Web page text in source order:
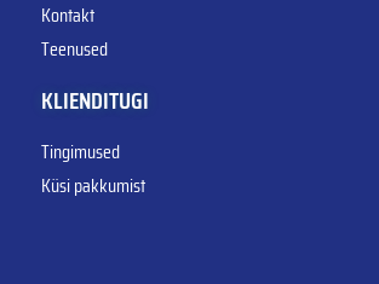
Kontakt
Teenused
KLIENDITUGI
Tingimused
Küsi pakkumist